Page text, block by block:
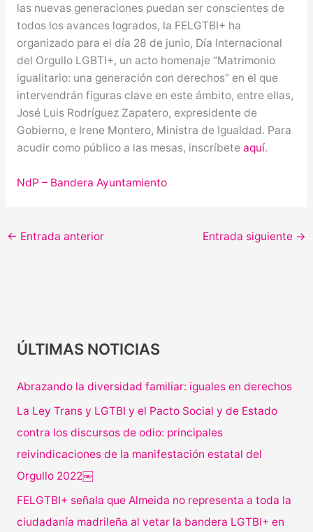
las nuevas generaciones puedan ser conscientes de
todos los avances logrados, la FELGTBI+ ha
organizado para el día 28 de junio, Día Internacional
del Orgullo LGBTI+, un acto homenaje “Matrimonio
igualitario: una generación con derechos” en el que
intervendrán figuras clave en este ámbito, entre ellas,
José Luis Rodríguez Zapatero, expresidente de
Gobierno, e Irene Montero, Ministra de Igualdad. Para
acudir como público a las mesas, inscríbete aquí.
NdP – Bandera Ayuntamiento
← Entrada anterior Entrada siguiente →
ÚLTIMAS NOTICIAS
Abrazando la diversidad familiar: iguales en derechos
La Ley Trans y LGTBI y el Pacto Social y de Estado
contra los discursos de odio: principales
reivindicaciones de la manifestación estatal del
Orgullo 2022￼
FELGTBI+ señala que Almeida no representa a toda la
ciudadanía madrileña al vetar la bandera LGTBI+ en